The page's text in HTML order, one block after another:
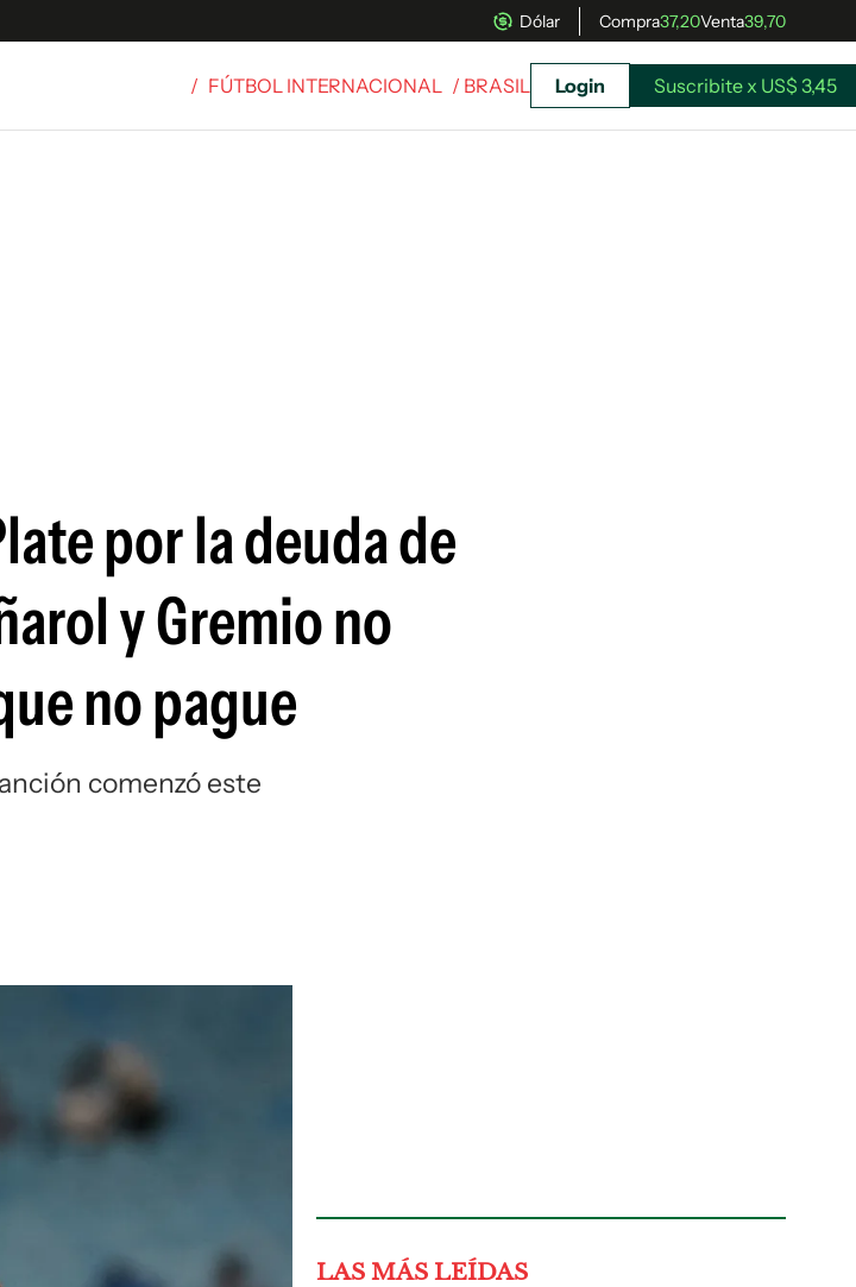
Dólar Compra37,20Venta39,70
/ FÚTBOL INTERNACIONAL / BRASIL Login Suscribite x US$ 3,45
por la deuda de
y Gremio no
no pague
comenzó este
LAS MÁS LEÍDAS